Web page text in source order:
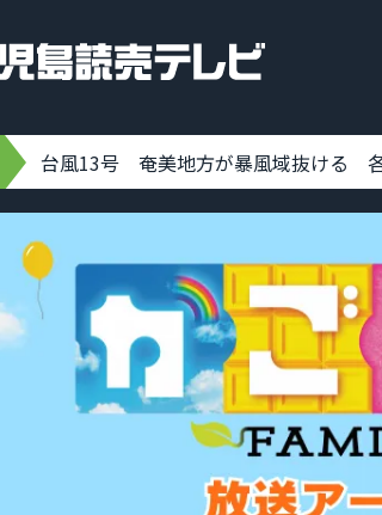
H3ロケット9号機の打ち上げが11日に